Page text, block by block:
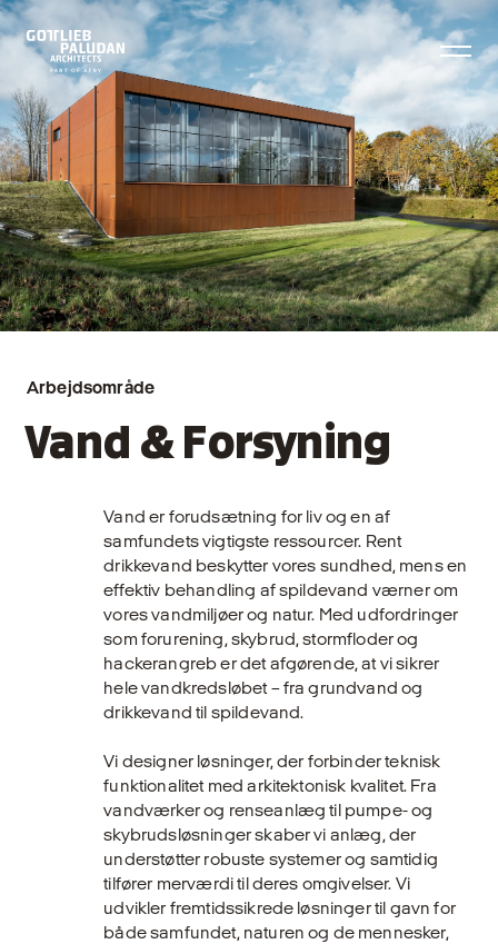
Arbejdsområde
Vand & Forsyning
Vand er forudsætning for liv og en af
samfundets vigtigste ressourcer. Rent
drikkevand beskytter vores sundhed, mens en
effektiv behandling af spildevand værner om
vores vandmiljøer og natur. Med udfordringer
som forurening, skybrud, stormfloder og
hackerangreb er det afgørende, at vi sikrer
hele vandkredsløbet – fra grundvand og
drikkevand til spildevand.
Vi designer løsninger, der forbinder teknisk
funktionalitet med arkitektonisk kvalitet. Fra
vandværker og renseanlæg til pumpe- og
skybrudsløsninger skaber vi anlæg, der
understøtter robuste systemer og samtidig
tilfører merværdi til deres omgivelser. Vi
udvikler fremtidssikrede løsninger til gavn for
både samfundet, naturen og de mennesker,